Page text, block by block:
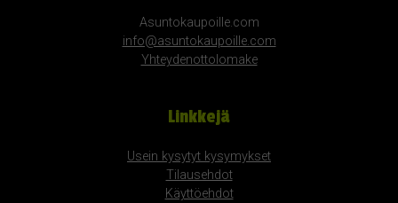
Asuntokaupoille.com
info@asuntokaupoille.com
Yhteydenottolomake
Linkkejä
Usein kysytyt kysymykset
Tilausehdot
Käyttöehdot